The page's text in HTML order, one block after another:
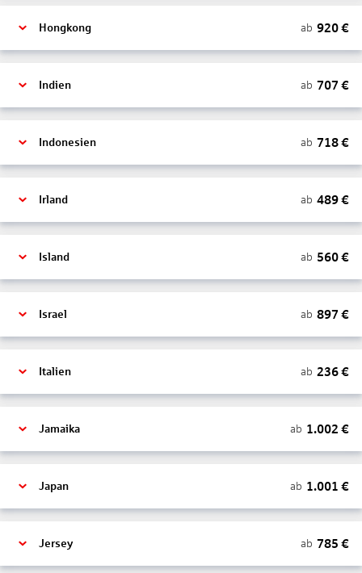
Hongkong ab 920€
Indien ab 707 €
Indonesien ab 718€
Irland ab 489€
Island ab 560€
Israel ab 897 €
Italien ab 236€
Jamaika ab 1.002 €
Japan ab 1.001 €
Jersey ab 785 €